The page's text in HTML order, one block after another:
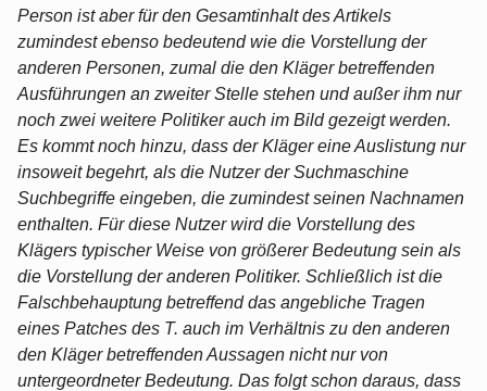
Person ist aber für den Gesamtinhalt des Artikels
zumindest ebenso bedeutend wie die Vorstellung der
anderen Personen, zumal die den Kläger betreffenden
Ausführungen an zweiter Stelle stehen und außer ihm nur
noch zwei weitere Politiker auch im Bild gezeigt werden.
Es kommt noch hinzu, dass der Kläger eine Auslistung nur
insoweit begehrt, als die Nutzer der Suchmaschine
Suchbegriffe eingeben, die zumindest seinen Nachnamen
enthalten. Für diese Nutzer wird die Vorstellung des
Klägers typischer Weise von größerer Bedeutung sein als
die Vorstellung der anderen Politiker. Schließlich ist die
Falschbehauptung betreffend das angebliche Tragen
eines Patches des T. auch im Verhältnis zu den anderen
den Kläger betreffenden Aussagen nicht nur von
untergeordneter Bedeutung. Das folgt schon daraus, dass